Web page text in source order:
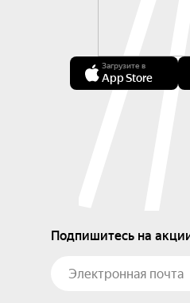
Загрузите в
App Store
Подпишитесь на